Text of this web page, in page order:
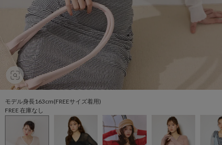
モデル身長163cm(FREEサイズ着用)
FREE 在庫なし